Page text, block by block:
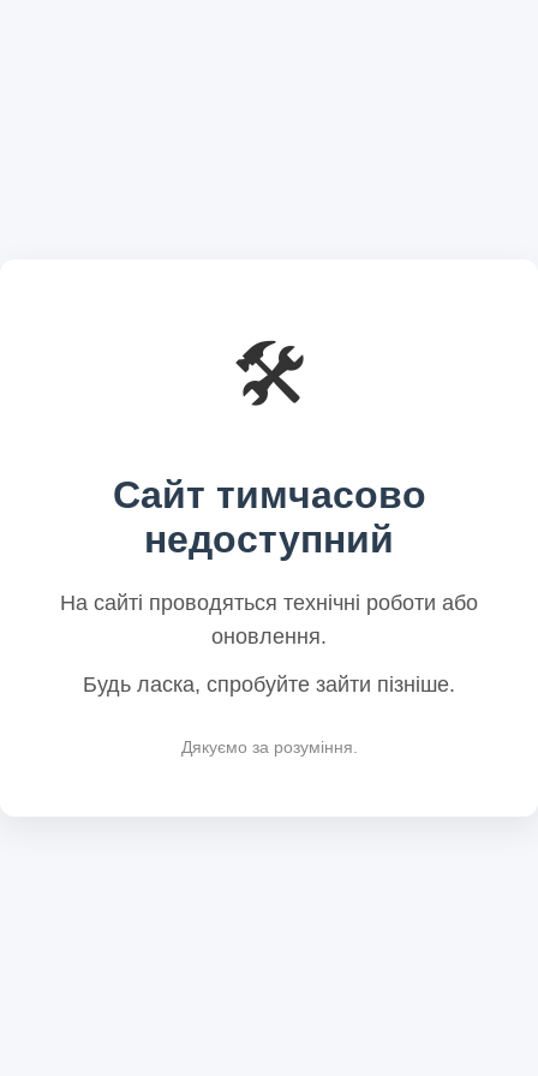
🛠️
Сайт тимчасово
недоступний
На сайті проводяться технічні роботи або
оновлення.
Будь ласка, спробуйте зайти пізніше.
Дякуємо за розуміння.